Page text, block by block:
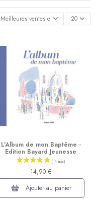
Meilleures ventes en premier
20
L'Album de mon Baptême -
Edition Bayard Jeunesse
14,90 €
Ajouter au panier